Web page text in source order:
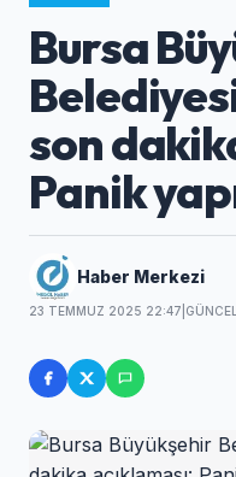
Bursa
son
Panik
Haber Merkezi
23 TEMMUZ 2025 22:47